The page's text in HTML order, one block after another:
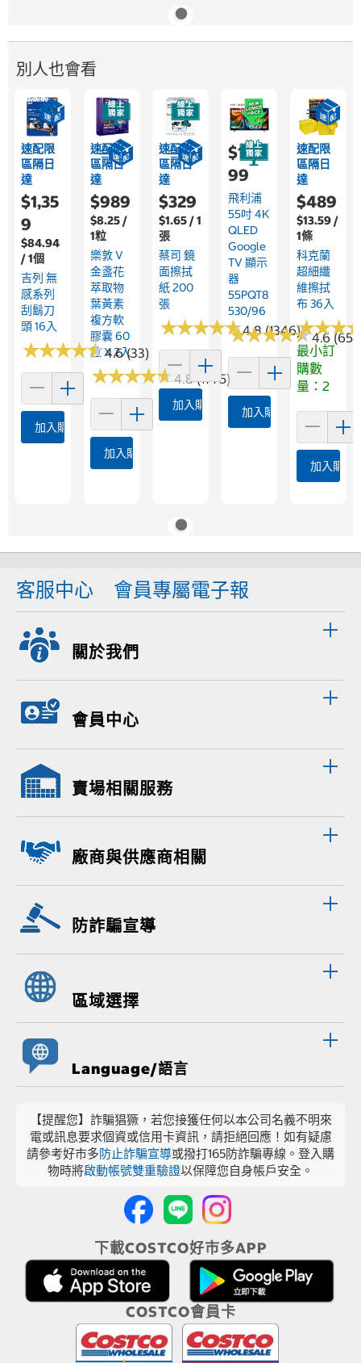
別人也會看
速配限
區隔日
達
$1,35
9
$84.94
/ 1個
吉列 無
感系列
刮鬍刀
頭 16入
★★★★★
★★★★★4.6 (33)
加入購物車
速配限
區隔日
達
$989
$8.25 /
1粒
樂敦 V
金盞花
萃取物
葉黃素
複方軟
膠囊 60
粒 X 2入
★★★★★
★★★★★4.8 (1775)
加入購物車
速配限
區隔日
達
$329
$1.65 / 1
張
蔡司 鏡
面擦拭
紙 200
張
★★★★★
★★★★★4.8 (1346)
加入購物車
$15,7
99
飛利浦
55吋 4K
QLED
Google
TV 顯示
器
55PQT8
530/96
★★★★★
★★★★★4.6 (65)
加入購物車
速配限
區隔日
達
$489
$13.59 /
1條
科克蘭
超細纖
維擦拭
布 36入
★★★
★★★
最小訂
購數
量：2
加入購物
客服中心 會員專屬電子報
關於我們
會員中心
賣場相關服務
廠商與供應商相關
防詐騙宣導
區域選擇
Language/語言
【提醒您】詐騙猖獗，若您接獲任何以本公司名義不明來
電或訊息要求個資或信用卡資訊，請拒絕回應！如有疑慮
請參考好市多防止詐騙宣導或撥打165防詐騙專線。登入購
物時將啟動帳號雙重驗證以保障您自身帳戶安全。
下載COSTCO好市多APP
COSTCO會員卡